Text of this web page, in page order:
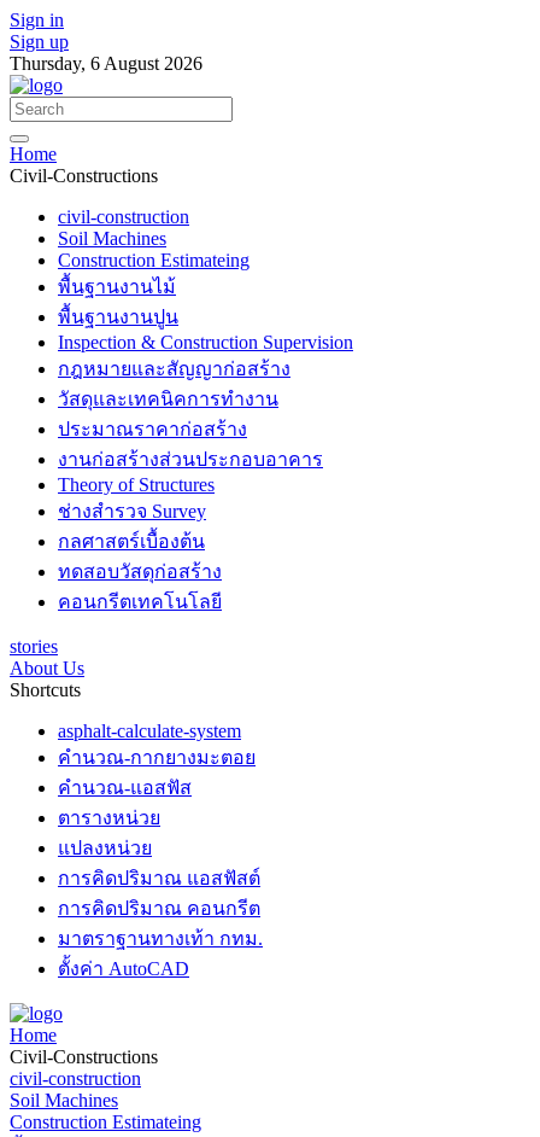
Sign in
Sign up
Thursday, 6 August 2026
Home
Civil-Constructions
civil-construction
Soil Machines
Construction Estimateing
พื้นฐานงานไม้
พื้นฐานงานปูน
Inspection & Construction Supervision
กฎหมายและสัญญาก่อสร้าง
วัสดุและเทคนิคการทำงาน
ประมาณราคาก่อสร้าง
งานก่อสร้างส่วนประกอบอาคาร
Theory of Structures
ช่างสำรวจ Survey
กลศาสตร์เบื้องต้น
ทดสอบวัสดุก่อสร้าง
คอนกรีตเทคโนโลยี
stories
About Us
Shortcuts
asphalt-calculate-system
คำนวณ-กากยางมะตอย
คำนวณ-แอสฟัส
ตารางหน่วย
แปลงหน่วย
การคิดปริมาณ แอสฟัสต์
การคิดปริมาณ คอนกรีต
มาตราฐานทางเท้า กทม.
ตั้งค่า AutoCAD
Home
Civil-Constructions
civil-construction
Soil Machines
Construction Estimateing